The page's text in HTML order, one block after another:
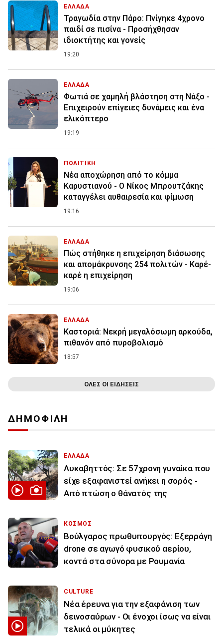
ΕΛΛΑΔΑ
Τραγωδία στην Πάρο: Πνίγηκε 4χρονο
παιδί σε πισίνα - Προσήχθησαν
ιδιοκτήτης και γονείς
19:20
ΕΛΛΑΔΑ
Φωτιά σε χαμηλή βλάστηση στη Νάξο -
Επιχειρούν επίγειες δυνάμεις και ένα
ελικόπτερο
19:19
ΠΟΛΙΤΙΚΗ
Νέα αποχώρηση από το κόμμα
Καρυστιανού - Ο Νίκος Μπρουτζάκης
καταγγέλει αυθαιρεσία και φίμωση
19:16
ΕΛΛΑΔΑ
Πώς στήθηκε η επιχείρηση διάσωσης
και απομάκρυνσης 254 πολιτών - Καρέ-
καρέ η επιχείρηση
19:06
ΕΛΛΑΔΑ
Καστοριά: Νεκρή μεγαλόσωμη αρκούδα,
πιθανόν από πυροβολισμό
18:57
ΟΛΕΣ ΟΙ ΕΙΔΗΣΕΙΣ
ΔΗΜΟΦΙΛΗ
ΕΛΛΑΔΑ
Λυκαβηττός: Σε 57χρονη γυναίκα που
είχε εξαφανιστεί ανήκει η σορός -
Από πτώση ο θάνατός της
ΚΟΣΜΟΣ
Βούλγαρος πρωθυπουργός: Εξερράγη
drone σε αγωγό φυσικού αερίου,
κοντά στα σύνορα με Ρουμανία
CULTURE
Νέα έρευνα για την εξαφάνιση των
δεινοσαύρων - Οι ένοχοι ίσως να είναι
τελικά οι μύκητες